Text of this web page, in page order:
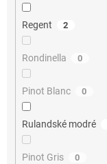
Regent 2
Rondinella 0
Pinot Blanc 0
Rulandské modré
Pinot Gris 0